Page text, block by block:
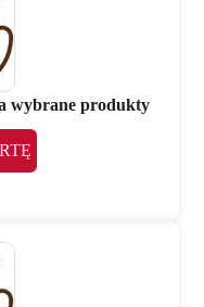
wybrane produkty